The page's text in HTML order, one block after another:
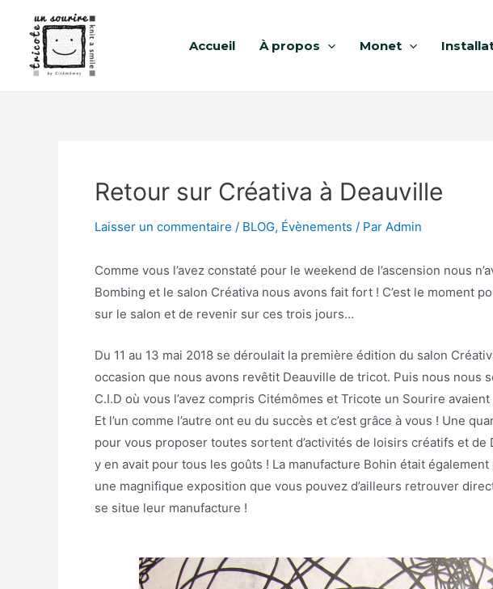
Accueil À propos Monet
Retour sur Créativa à Deauville
Laisser un commentaire / BLOG, Évènements / Par Admin
Comme vous l’avez constaté pour le weekend de l’ascension nous
Bombing et le salon Créativa nous avons fait fort ! C’est le moment
sur le salon et de revenir sur ces trois jours…
Du 11 au 13 mai 2018 se déroulait la première édition du salon
occasion que nous avons revêtit Deauville de tricot. Puis nous nous
C.I.D où vous l’avez compris Citémômes et Tricote un Sourire
Et l’un comme l’autre ont eu du succès et c’est grâce à vous ! Une
pour vous proposer toutes sortent d’activités de loisirs créatifs et de
y en avait pour tous les goûts ! La manufacture Bohin était
une magnifique exposition que vous pouvez d’ailleurs retrouver
se situe leur manufacture !